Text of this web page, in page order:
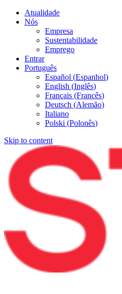
Atualidade
Nós
Empresa
Sustentabilidade
Emprego
Entrar
Português
Español (Espanhol)
English (Inglês)
Français (Francês)
Deutsch (Alemão)
Italiano
Polski (Polonês)
Skip to content